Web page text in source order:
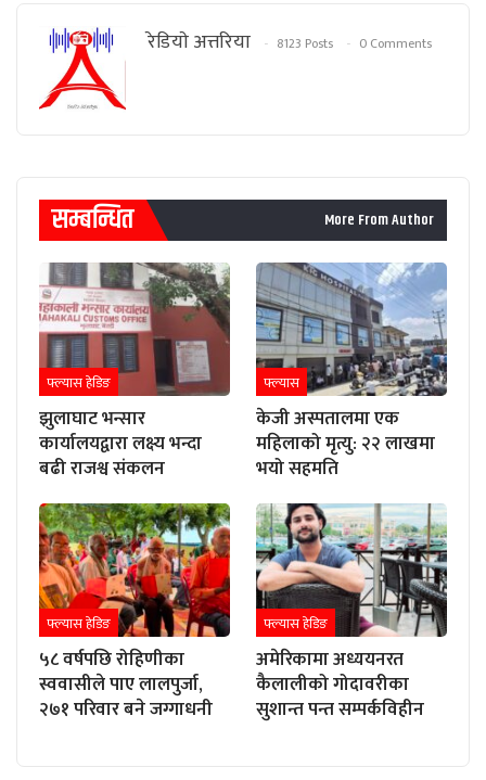
रेडियाे अत्तरिया 8123 Posts 0 Comments
सम्बन्धित More From Author
फ्ल्यास हेडिङ
झुलाघाट भन्सार
कार्यालयद्वारा लक्ष्य भन्दा
बढी राजश्व संकलन
फ्ल्यास
केजी अस्पतालमा एक
महिलाको मृत्यु: २२ लाखमा
भयो सहमति
फ्ल्यास हेडिङ
५८ वर्षपछि रोहिणीका
स्ववासीले पाए लालपुर्जा,
२७१ परिवार बने जग्गाधनी
फ्ल्यास हेडिङ
अमेरिकामा अध्ययनरत
कैलालीको गोदावरीका
सुशान्त पन्त सम्पर्कविहीन